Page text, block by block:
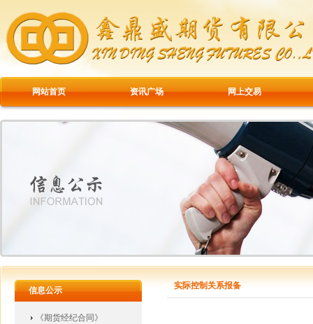
网站首页 资讯广场 网上交易
信息公示
《期货经纪合同》
实际控制关系报备